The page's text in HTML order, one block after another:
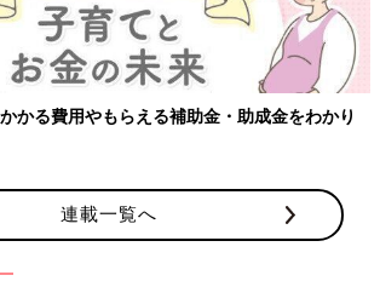
費用やもらえる補助金・助成金をわかり
【
連載一覧へ